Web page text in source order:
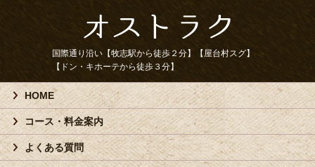
国際通り沿い【牧志駅から徒歩２分】【屋台村スグ】
【ドン・キホーテから徒歩３分】
HOME
コース・料金案内
よくある質問